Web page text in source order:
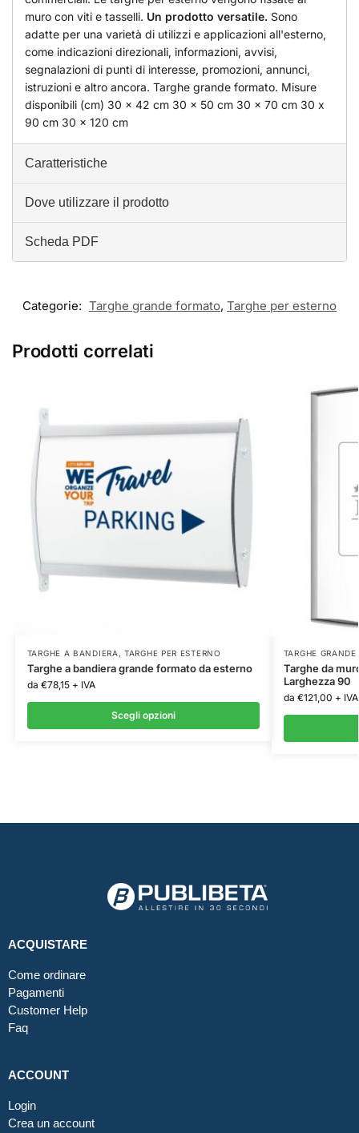
muro con viti e tasselli. Un prodotto versatile. Sono
adatte per una varietà di utilizzi e applicazioni all'esterno,
come indicazioni direzionali, informazioni, avvisi,
segnalazioni di punti di interesse, promozioni, annunci,
istruzioni e altro ancora. Targhe grande formato. Misure
disponibili (cm) 30 x 42 cm 30 x 50 cm 30 x 70 cm 30 x
90 cm 30 x 120 cm
Caratteristiche
Dove utilizzare il prodotto
Scheda PDF
Categorie: Targhe grande formato, Targhe per esterno
Prodotti correlati
TARGHE A BANDIERA ,TARGHE PER ESTERNO
Targhe a bandiera grande formato da esterno
da €78,15 + IVA
Scegli opzioni
TARGHE
Targhe da
Larghezza 90
da €121,00 + IVA
ACQUISTARE
Come ordinare
Pagamenti
Customer Help
Faq
ACCOUNT
Login
Crea un account